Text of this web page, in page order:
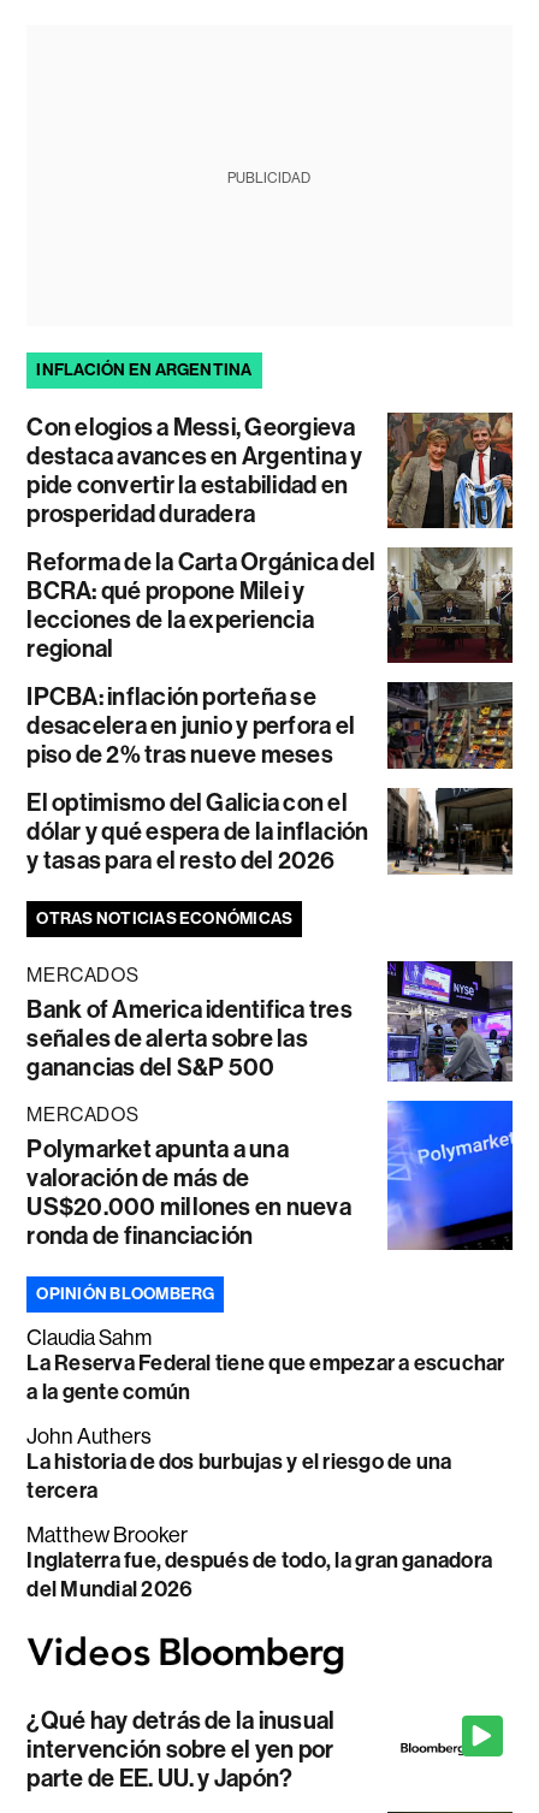
PUBLICIDAD
INFLACIÓN EN ARGENTINA
Con elogios a Messi, Georgieva
destaca avances en Argentina y
pide convertir la estabilidad en
prosperidad duradera
Reforma de la Carta Orgánica del
BCRA: qué propone Milei y
lecciones de la experiencia
regional
IPCBA: inflación porteña se
desacelera en junio y perfora el
piso de 2% tras nueve meses
El optimismo del Galicia con el
dólar y qué espera de la inflación
y tasas para el resto del 2026
OTRAS NOTICIAS ECONÓMICAS
MERCADOS
Bank of America identifica tres
señales de alerta sobre las
ganancias del S&P 500
MERCADOS
Polymarket apunta a una
valoración de más de
US$20.000 millones en nueva
ronda de financiación
OPINIÓN BLOOMBERG
Claudia Sahm
La Reserva Federal tiene que empezar a escuchar
a la gente común
John Authers
La historia de dos burbujas y el riesgo de una
tercera
Matthew Brooker
Inglaterra fue, después de todo, la gran ganadora
del Mundial 2026
¿Qué hay detrás de la inusual
intervención sobre el yen por
parte de EE. UU. y Japón?